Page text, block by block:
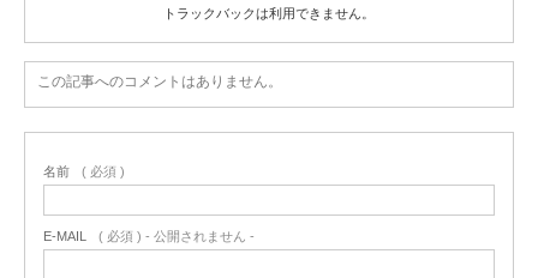
トラックバックは利用できません。
この記事へのコメントはありません。
名前 ( 必須 )
E-MAIL ( 必須 ) - 公開されません -